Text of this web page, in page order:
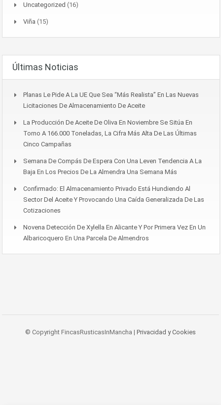
Uncategorized (16)
Viña (15)
Últimas Noticias
Planas Le Pide A La UE Que Sea “más Realista” En Las Nuevas
Licitaciones De Almacenamiento De Aceite
La Producción De Aceite De Oliva En Noviembre Se Sitúa En
Torno A 166.000 Toneladas, La Cifra Más Alta De Las Últimas
Cinco Campañas
Semana De Compás De Espera Con Una Leven Tendencia A La
Baja En Los Precios De La Almendra Una Semana Más
Confirmado: El Almacenamiento Privado Está Hundiendo Al
Sector Del Aceite Y Provocando Una Caída Generalizada De Las
Cotizaciones
Novena Detección De Xylella En Alicante Y Por Primera Vez En Un
Albaricoquero En Una Parcela De Almendros
© Copyright FincasRusticasInMancha | Privacidad y Cookies